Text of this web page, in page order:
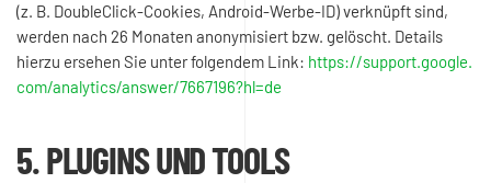
(z. B. DoubleClick-Cookies, Android-Werbe-ID) verknüpft sind,
werden nach 26 Monaten anonymisiert bzw. gelöscht. Details
hierzu ersehen Sie unter folgendem Link: https://support.google.
com/analytics/answer/7667196?hl=de
5. PLUGINS UND TOOLS